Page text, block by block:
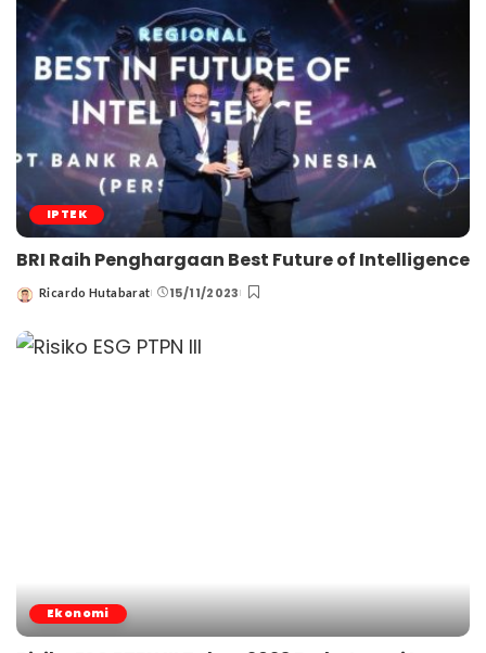
IPTEK
BRI Raih Penghargaan Best Future of Intelligence
Posted
Ricardo Hutabarat 15/11/2023
Ekonomi